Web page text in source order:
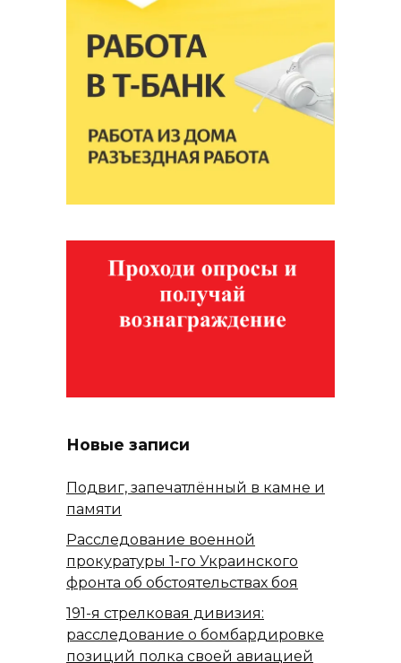
Новые записи
Подвиг, запечатлённый в камне и
памяти
Расследование военной
прокуратуры 1-го Украинского
фронта об обстоятельствах боя
191-я стрелковая дивизия:
расследование о бомбардировке
позиций полка своей авиацией